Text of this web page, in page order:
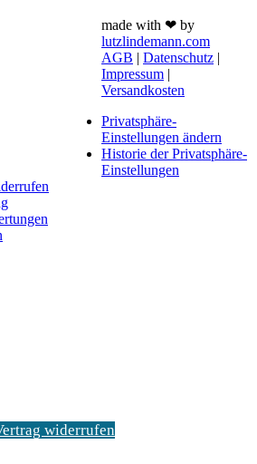
made with ❤ by
lutzlindemann.com
AGB | Datenschutz |
Impressum |
Versandkosten
Privatsphäre-
Einstellungen ändern
Historie der Privatsphäre-
Einstellungen
widerrufen